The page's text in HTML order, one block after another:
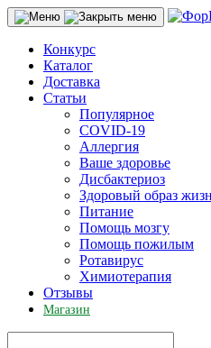
Конкурс
Каталог
Доставка
Статьи
Популярное
COVID-19
Аллергия
Ваше здоровье
Дисбактериоз
Здоровый образ
Питание
Помощь мозгу
Помощь пожилым
Ротавирус
Химиотерапия
Отзывы
Магазин